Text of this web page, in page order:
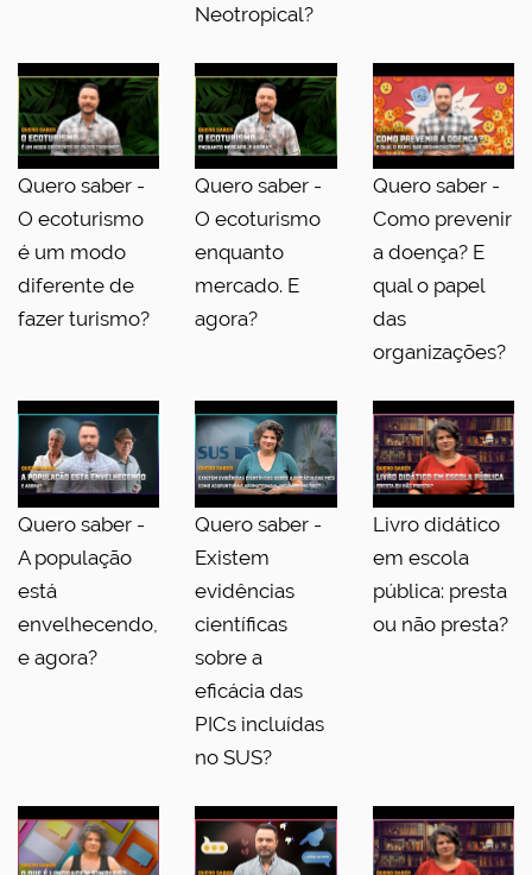
Neotropical?
Quero saber -
O ecoturismo
é um modo
diferente de
fazer turismo?
Quero saber -
O ecoturismo
enquanto
mercado. E
agora?
Quero saber -
Como prevenir
a doença? E
qual o papel
das
organizações?
Quero saber -
A população
está
envelhecendo,
e agora?
Quero saber -
Existem
evidências
científicas
sobre a
eficácia das
PICs incluídas
no SUS?
Livro didático
em escola
pública: presta
ou não presta?